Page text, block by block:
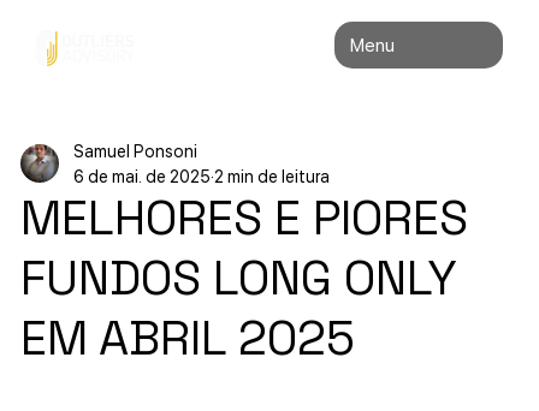
Menu
MELHORES E PIORES
FUNDOS LONG ONLY
EM ABRIL 2025
Samuel Ponsoni
6 de mai. de 2025 2 min de leitura